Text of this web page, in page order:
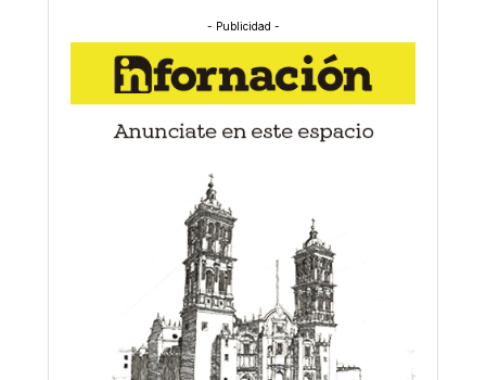
- Publicidad -